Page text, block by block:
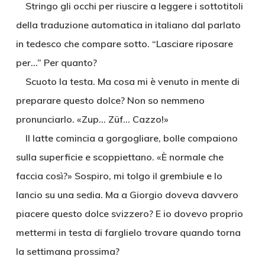
Stringo gli occhi per riuscire a leggere i sottotitoli
della traduzione automatica in italiano dal parlato
in tedesco che compare sotto. “Lasciare riposare
per…” Per quanto?
Scuoto la testa. Ma cosa mi è venuto in mente di
preparare questo dolce? Non so nemmeno
pronunciarlo. «Zup… Züf… Cazzo!»
Il latte comincia a gorgogliare, bolle compaiono
sulla superficie e scoppiettano. «È normale che
faccia così?» Sospiro, mi tolgo il grembiule e lo
lancio su una sedia. Ma a Giorgio doveva davvero
piacere questo dolce svizzero? E io dovevo proprio
mettermi in testa di farglielo trovare quando torna
la settimana prossima?